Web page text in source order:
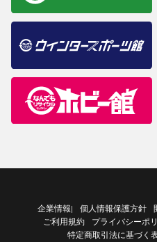
企業情報| 個人情報保護方針
ご利用規約 プライバシーポ
特定商取引法に基づく